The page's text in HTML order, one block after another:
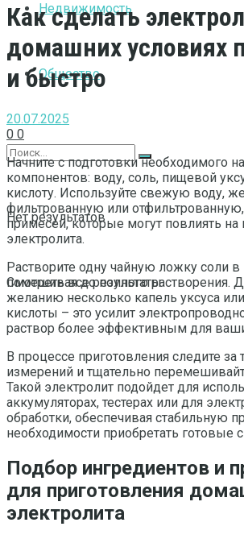
Недвижимость
Общество
Нет результатов
Смотреть все результаты
Как сделать
домашних условиях
и быстро
20.07.2025
0 0
Начните с подготовки необходимого
компонентов: воду, соль, пищевой
кислоту. Используйте свежую воду,
фильтрованную или
примесей, которые могут повлиять на
электролита.
Растворите одну чайную ложку соли
помешивая до полного растворения.
желанию несколько капель уксуса
кислоты – это усилит
раствор более эффективным для
В процессе приготовления следите за
измерений и тщательно
Такой электролит подойдет для
аккумуляторах, тестерах или для
обработки, обеспечивая стабильную
необходимости приобретать готовые
Подбор ингредиентов и
для приготовления
электролита